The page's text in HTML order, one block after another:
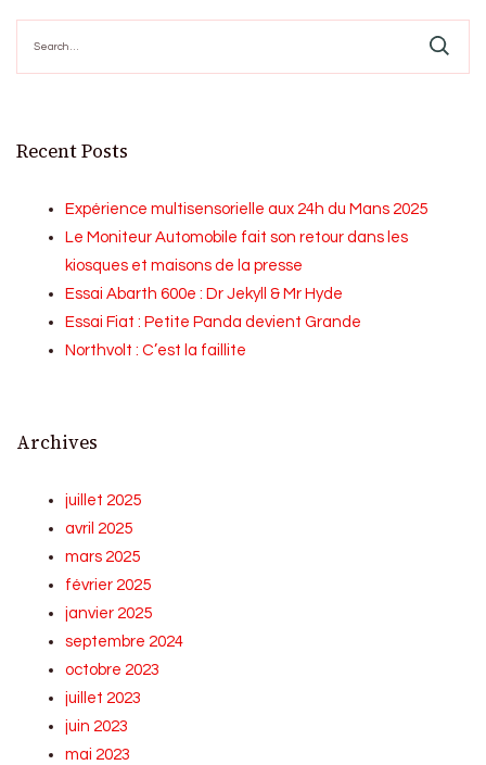
for:
Recent Posts
Expérience multisensorielle aux 24h du Mans 2025
Le Moniteur Automobile fait son retour dans les
kiosques et maisons de la presse
Essai Abarth 600e : Dr Jekyll & Mr Hyde
Essai Fiat : Petite Panda devient Grande
Northvolt : C’est la faillite
Archives
juillet 2025
avril 2025
mars 2025
février 2025
janvier 2025
septembre 2024
octobre 2023
juillet 2023
juin 2023
mai 2023